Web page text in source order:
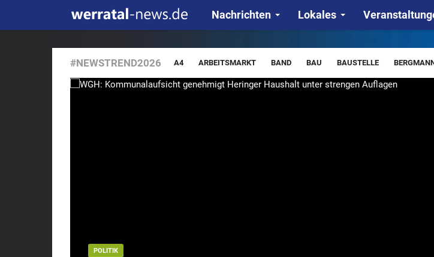
Nachrichten Lokales
#NEWSTREND2026 A4 ARBEITSMARKT BAND BAU BAUSTELLE
BLAULICHT BRAND CDU DIEBSTAHL DIENSTAHL DROGEN EINBRUCH
POLITIK